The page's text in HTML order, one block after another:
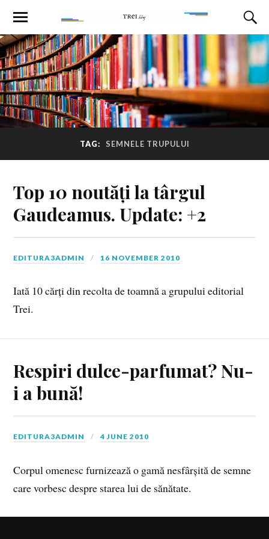
TAG: SEMNELE TRUPULUI
Top 10 noutăți la târgul
Gaudeamus. Update: +2
EDITURA3ADMIN 16 NOVEMBER 2010
Iată 10 cărți din recolta de toamnă a grupului editorial
Trei.
Respiri dulce-parfumat? Nu-
i a bună!
EDITURA3ADMIN 4 JUNE 2010
Corpul omenesc furnizează o gamă nesfârșită de semne
care vorbesc despre starea lui de sănătate.